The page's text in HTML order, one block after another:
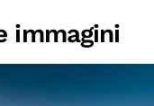
immagini